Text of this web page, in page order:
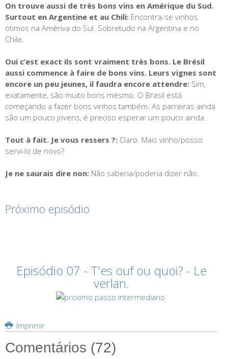
On trouve aussi de très bons vins en Amérique du Sud.
Surtout en Argentine et au Chili: Encontra-se vinhos
ótimos na Amériva do Sul. Sobretudo na Argentina e no
Chile.
Oui c’est exact ils sont vraiment très bons. Le Brésil
aussi commence à faire de bons vins. Leurs vignes sont
encore un peu jeunes, il faudra encore attendre: Sim,
exatamente, são muito bons mesmo. O Brasil está
começando a fazer bons vinhos também. As parreiras ainda
são um pouco jovens, é preciso esperar um pouco ainda.
Tout à fait. Je vous ressers ?: Claro. Mais vinho/posso
servi-lo de novo?
Je ne saurais dire non: Não saberia/poderia dizer não.
Próximo episódio
Episódio 07 - T'es ouf ou quoi? - Le
verlan.
Imprimir
Comentários (72)